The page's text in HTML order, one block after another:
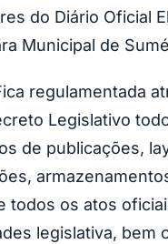
do Diário Oficial
Municipal de
regulamentada
Legislativo
de publicações,
todos os atos
legislativa, bem